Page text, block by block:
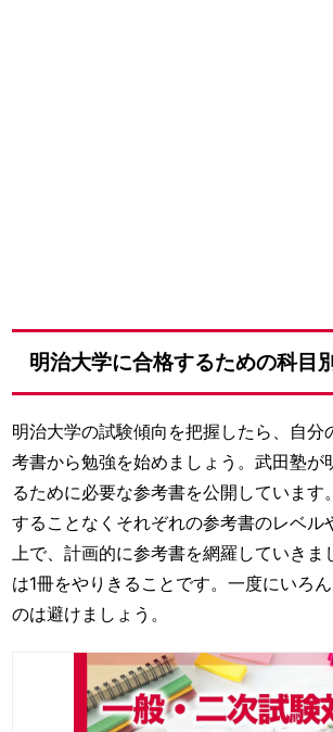
明治大学に合格するための科目
明治大学の試験傾向を把握したら、自分
考書から勉強を始めましょう。武田塾が
るために必要な参考書を公開しています
することなくそれぞれの参考書のレベル
上で、計画的に参考書を網羅していきま
は1冊をやりきることです。一度にいろ
のは避けましょう。